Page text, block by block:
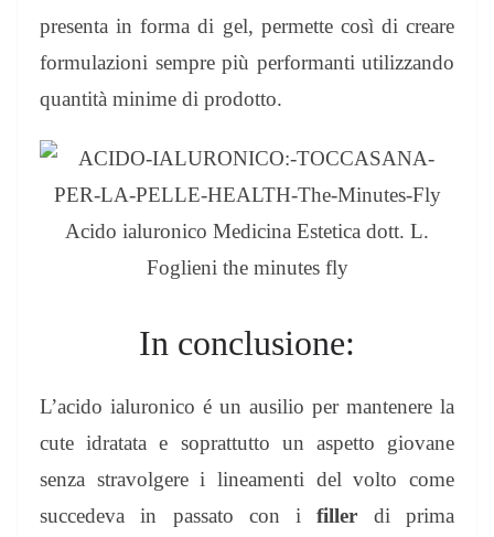
presenta in forma di gel, permette così di creare
formulazioni sempre più performanti utilizzando
quantità minime di prodotto.
In conclusione:
L’acido ialuronico é un ausilio per mantenere la
cute idratata e soprattutto un aspetto giovane
senza stravolgere i lineamenti del volto come
succedeva in passato con ifiller di prima